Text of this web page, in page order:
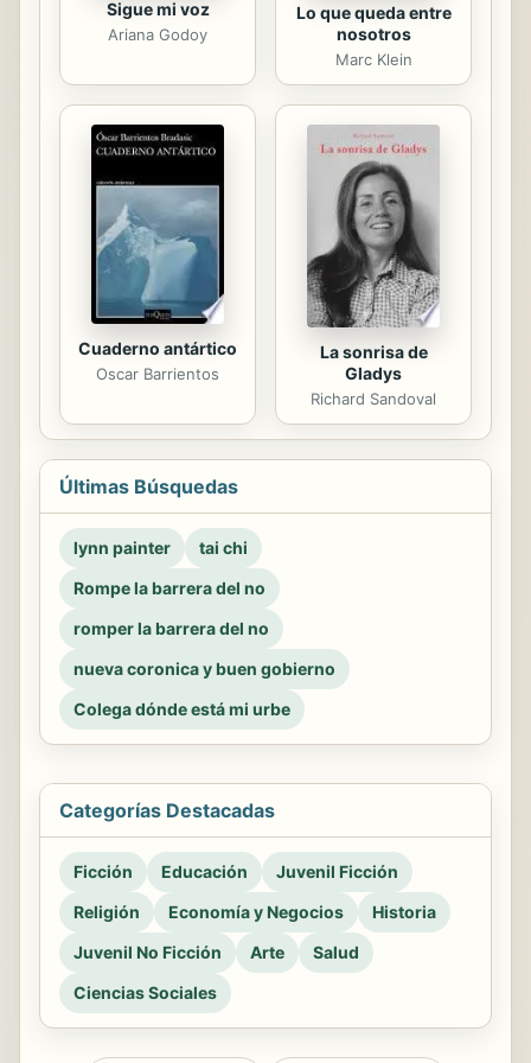
Sigue mi voz
Ariana Godoy
Lo que queda entre
nosotros
Marc Klein
Cuaderno antártico
Oscar Barrientos
La sonrisa de
Gladys
Richard Sandoval
Últimas Búsquedas
lynn painter
tai chi
Rompe la barrera del no
romper la barrera del no
nueva coronica y buen gobierno
Colega dónde está mi urbe
Categorías Destacadas
Ficción Educación
Juvenil Ficción
Religión
Economía y Negocios
Historia
Juvenil No Ficción
Arte
Salud
Ciencias Sociales